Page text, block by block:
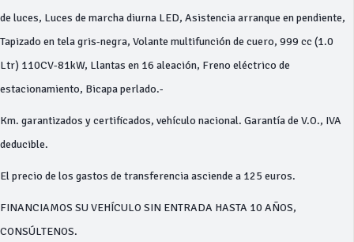
de luces, Luces de marcha diurna LED, Asistencia arranque en pendiente,
Tapizado en tela gris-negra, Volante multifunción de cuero, 999 cc (1.0
Ltr) 110CV-81kW, Llantas en 16 aleación, Freno eléctrico de
estacionamiento, Bicapa perlado.-
Km. garantizados y certificados, vehículo nacional. Garantía de V.O., IVA
deducible.
El precio de los gastos de transferencia asciende a 125 euros.
FINANCIAMOS SU VEHÍCULO SIN ENTRADA HASTA 10 AÑOS,
CONSÚLTENOS.